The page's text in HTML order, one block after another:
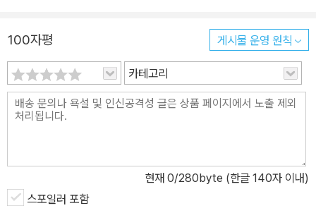
도 산 레드와인에 취한 밤이면, 어쩔 수 없이 에미를 향한 마음과 외로
운 속내를 털어놓는다. 여전히 가족의 일원으로 살고 있는 에미는 결
혼생활이라는 꽉 끼는 코르셋에 익숙해졌다. 완벽한 부부 역할극에
지쳤으나, 그동안 가족과 함께 쌓아온 것을 무너뜨리는 것을 원치 않
는다. 그다지 불행하지는 않다. 레오의 메일이 있다면, 그리고 가끔 만
물론 독자들은 오로지 그들이 주고받는 메일을 통해서만 그 만남을
경험할 수 있는데, 이는 색다른 즐거움을 선사한다. 어색했던 첫 만남
100자평 게시물 운영 원칙
카테고리
현재 0/280byte (한글 140자 이내)
스포일러 포함